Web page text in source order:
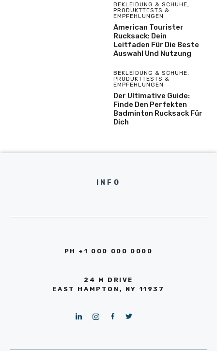
BEKLEIDUNG & SCHUHE,
PRODUKTTESTS &
EMPFEHLUNGEN
American Tourister
Rucksack: Dein
Leitfaden Für Die Beste
Auswahl Und Nutzung
BEKLEIDUNG & SCHUHE,
PRODUKTTESTS &
EMPFEHLUNGEN
Der Ultimative Guide:
Finde Den Perfekten
Badminton Rucksack Für
Dich
INFO
PH +1 000 000 0000
24 M DRIVE
EAST HAMPTON, NY 11937